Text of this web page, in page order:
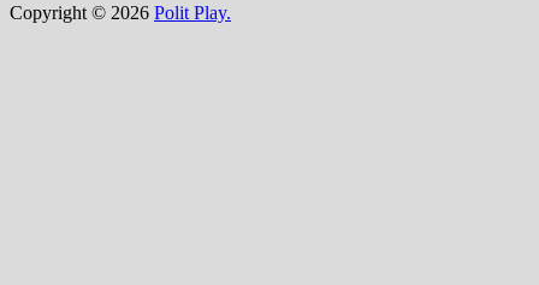
Copyright © 2026 Polit Play.